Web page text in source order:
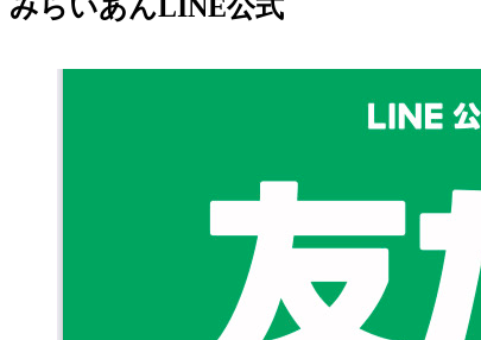
日 日 日 日 日 日 日
24 25 26 27 28 29 30
月月 月 月 月 月 月
みらいあんLINE公式